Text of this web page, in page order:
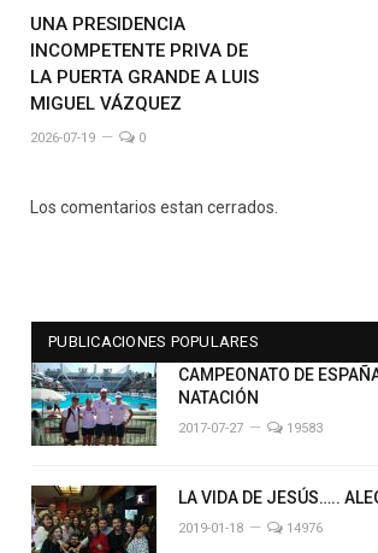
UNA PRESIDENCIA
INCOMPETENTE PRIVA DE
LA PUERTA GRANDE A LUIS
MIGUEL VÁZQUEZ
2026-07-19 0
Los comentarios estan cerrados.
PUBLICACIONES POPULARES
CAMPEONATO DE
NATACIÓN
2017-07-27 19583
LA VIDA DE JESÚS…..
2019-01-18 14976